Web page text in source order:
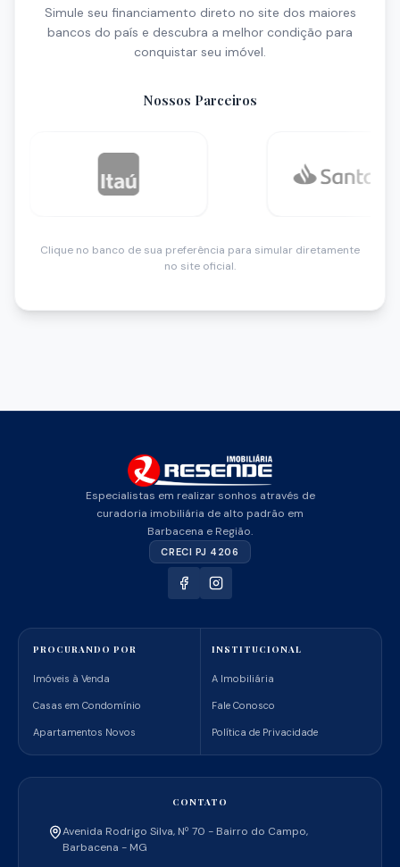
Simule seu financiamento direto no site dos maiores
bancos do país e descubra a melhor condição para
conquistar seu imóvel.
Nossos Parceiros
Clique no banco de sua preferência para simular diretamente
no site oficial.
Especialistas em realizar sonhos através de
curadoria imobiliária de alto padrão em
Barbacena e Região.
CRECI PJ 4206
PROCURANDO POR
Imóveis à Venda
Casas em Condomínio
Apartamentos Novos
INSTITUCIONAL
A Imobiliária
Fale Conosco
Política de Privacidade
CONTATO
Avenida Rodrigo Silva, Nº 70 - Bairro do Campo,
Barbacena - MG